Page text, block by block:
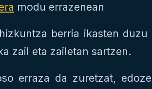
modu errazenean
berria ikasten
zail eta zailetan sartzen.
erraza da zuretzat,